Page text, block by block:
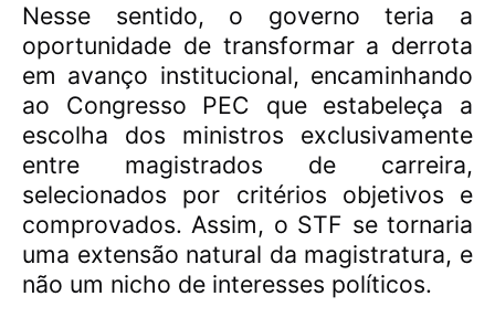
Nesse sentido, o governo teria a
oportunidade de transformar a derrota
em avanço institucional, encaminhando
ao Congresso PEC que estabeleça a
escolha dos ministros exclusivamente
entre magistrados de carreira,
selecionados por critérios objetivos e
comprovados. Assim, o STF se tornaria
uma extensão natural da magistratura, e
não um nicho de interesses políticos.